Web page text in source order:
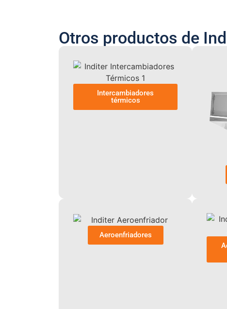
Otros productos de
Intercambiadores
térmicos
Aeroenfriadores